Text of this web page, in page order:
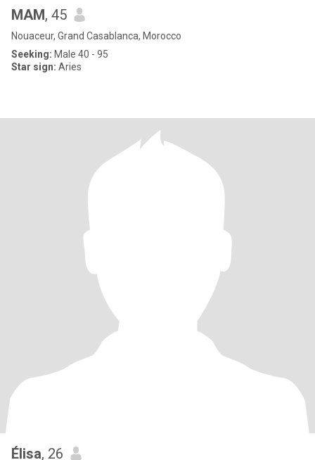
MAM, 45
Nouaceur, Grand Casablanca, Morocco
Seeking: Male 40 - 95
Star sign: Aries
Élisa, 26